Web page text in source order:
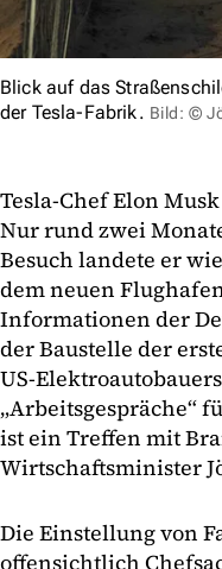
Blick auf das
der Tesla-Fabrik. Bild: ©
Tesla-Chef Elon
Nur rund zwei
Besuch landete er
dem neuen
Informationen der
der Baustelle der
US-
„Arbeitsgespräche“
ist ein Treffen mit
Wirtschaftsminister
Die Einstellung von
offensichtlich